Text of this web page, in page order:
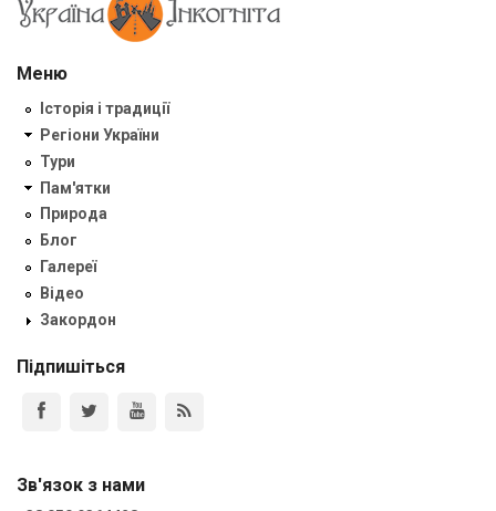
Меню
Історія і традиції
Регіони України
Тури
Пам'ятки
Природа
Блог
Галереї
Відео
Закордон
Підпишіться
Зв'язок з нами